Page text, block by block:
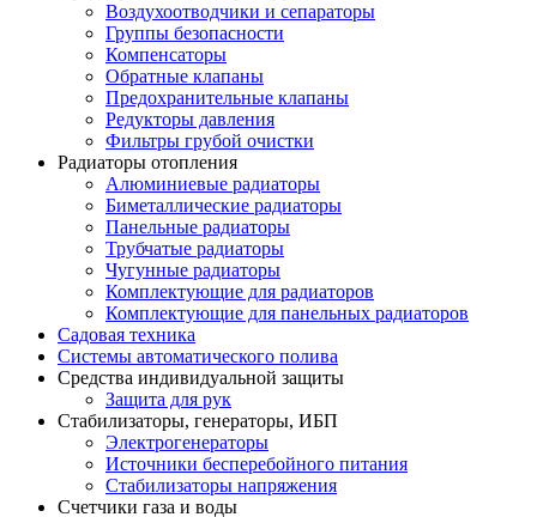
Воздухоотводчики и сепараторы
Группы безопасности
Компенсаторы
Обратные клапаны
Предохранительные клапаны
Редукторы давления
Фильтры грубой очистки
Радиаторы отопления
Алюминиевые радиаторы
Биметаллические радиаторы
Панельные радиаторы
Трубчатые радиаторы
Чугунные радиаторы
Комплектующие для радиаторов
Комплектующие для панельных радиаторов
Садовая техника
Системы автоматического полива
Средства индивидуальной защиты
Защита для рук
Стабилизаторы, генераторы, ИБП
Электрогенераторы
Источники бесперебойного питания
Стабилизаторы напряжения
Счетчики газа и воды